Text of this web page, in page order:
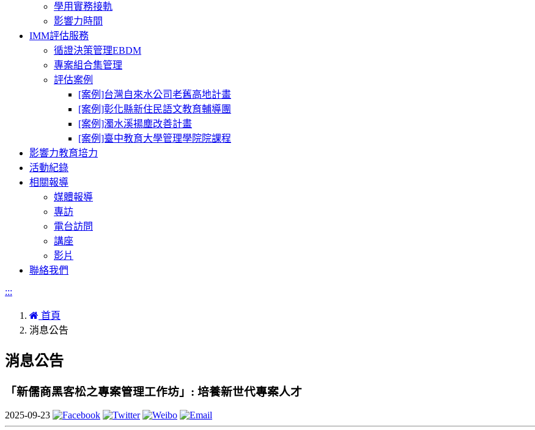
學用實務接軌
影響力時間
IMM評估服務
循證決策管理EBDM
專案組合集管理
評估案例
[案例]台灣自來水公司老舊高地計畫
[案例]彰化縣新住民語文教育輔導團
[案例]濁水溪揚塵改善計畫
[案例]臺中教育大學管理學院院課程
影響力教育培力
活動紀錄
相關報導
媒體報導
專訪
電台訪問
講座
影片
聯絡我們
:::
首頁
消息公告
消息公告
「新儒商黑客松之專案管理工作坊」: 培養新世代專案人才
2025-09-23